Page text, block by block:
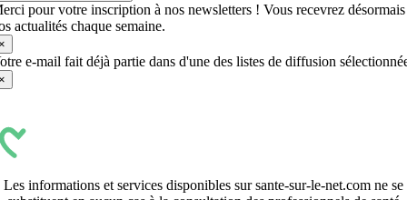
pour votre inscription à nos newsletters ! Vous recevrez désormais
actualités chaque semaine.
e-mail fait déjà partie dans d'une des listes de diffusion
Les informations et services disponibles sur sante-sur-le-net.com ne se